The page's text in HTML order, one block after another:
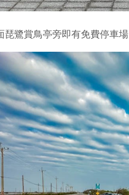
琵鷺賞鳥亭旁即有免費停車場